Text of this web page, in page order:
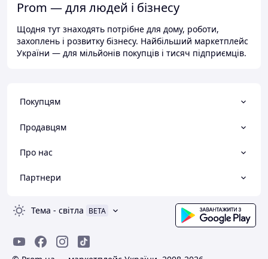
Prom — для людей і бізнесу
Щодня тут знаходять потрібне для дому, роботи,
захоплень і розвитку бізнесу. Найбільший маркетплейс
України — для мільйонів покупців і тисяч підприємців.
Покупцям
Продавцям
Про нас
Партнери
Тема - світла BETA